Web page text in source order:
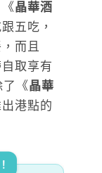
晶華酒
五吃，
而且
取享有
《晶華
港點的